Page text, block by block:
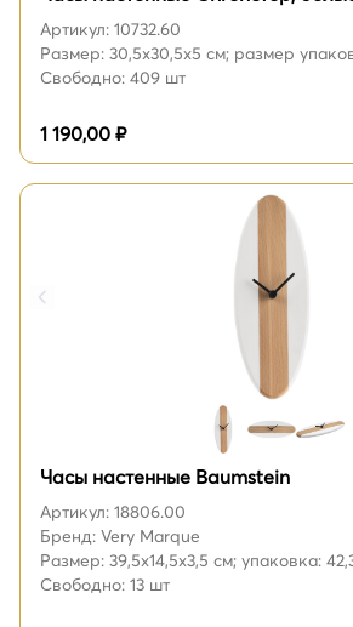
Артикул: 10732.60
Размер: 30,5x30,5x5 см; размер
Свободно: 409 шт
1 190,00 ₽
Часы настенные Baumstein
Артикул: 18806.00
Бренд: Very Marque
Размер: 39,5х14,5х3,5 см; упаковка:
Свободно: 13 шт